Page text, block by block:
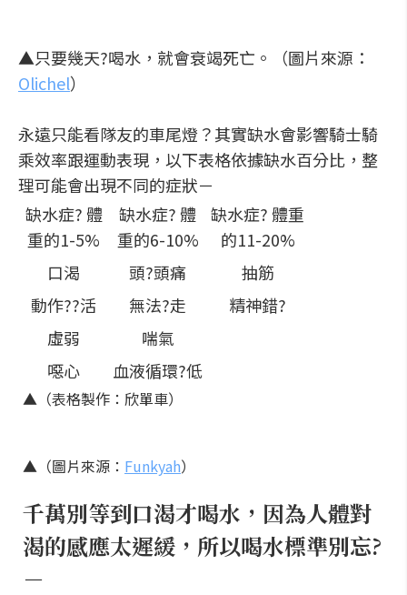
▲只要幾天?喝水，就會衰竭死亡。（圖片來源：
Olichel）
永遠只能看隊友的車尾燈？其實缺水會影響騎士騎
乘效率跟運動表現，以下表格依據缺水百分比，整
理可能會出現不同的症狀－
缺水症? 體
重的1-5%
缺水症? 體
重的6-10%
缺水症? 體重
的11-20%
口渴
頭?頭痛
抽筋
動作??活
無法?走
精神錯?
虛弱
喘氣
噁心
血液循環?低
▲（表格製作：欣單車）
▲（圖片來源： Funkyah）
千萬別等到口渴才喝水，因為人體對
渴的感應太遲緩，所以喝水標準別忘?
－